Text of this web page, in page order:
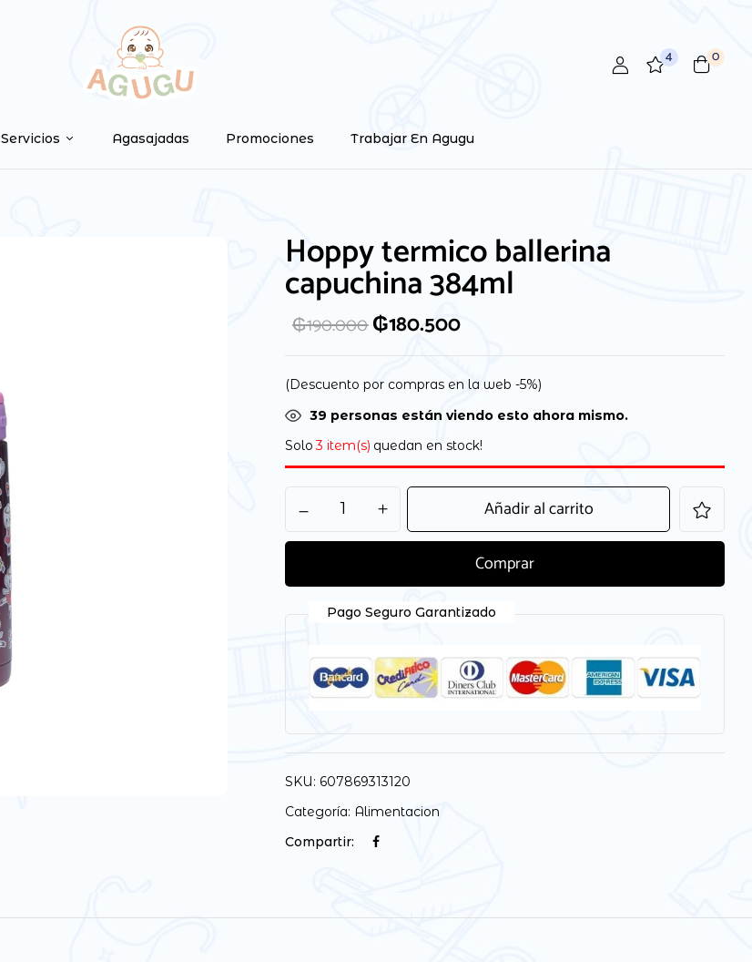
4 0
Servicios Agasajadas Promociones Trabajar En Agugu
Hoppy termico ballerina
capuchina 384ml
₲190.000₲180.500
(Descuento por compras en la web -5%)
39 personas están viendo esto ahora mismo.
Solo 3 item(s) quedan en stock!
Añadir al carrito
Comprar
Pago Seguro Garantizado
SKU: 607869313120
Categoría: Alimentacion
Compartir: